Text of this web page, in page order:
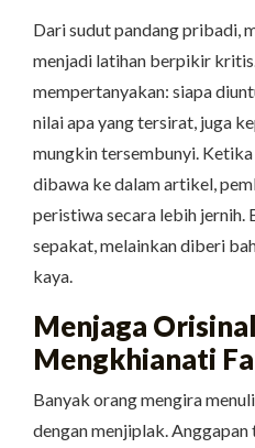
Dari sudut pandang pribadi,
menjadi latihan berpikir
mempertanyakan: siapa
nilai apa yang tersirat, juga
mungkin tersembunyi.
dibawa ke dalam artikel,
peristiwa secara lebih jernih.
sepakat, melainkan diberi
kaya.
Menjaga
Mengkhianati
Banyak orang mengira
dengan menjiplak.